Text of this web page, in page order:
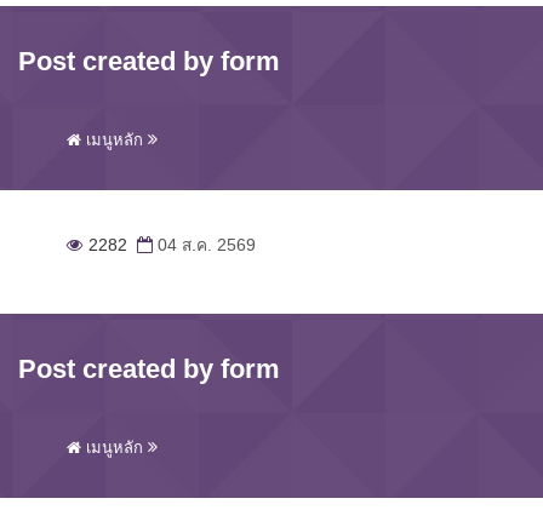
Post created by form
เมนูหลัก
2282 04 ส.ค. 2569
Post created by form
เมนูหลัก